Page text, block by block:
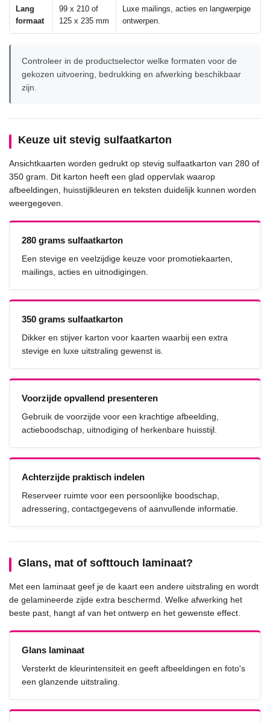
Lang
formaat
99 x 210 of
125 x 235 mm
Luxe mailings, acties en langwerpige
ontwerpen.
Controleer in de productselector welke formaten voor de
gekozen uitvoering, bedrukking en afwerking beschikbaar
zijn.
Keuze uit stevig sulfaatkarton
Ansichtkaarten worden gedrukt op stevig sulfaatkarton van 280 of
350 gram. Dit karton heeft een glad oppervlak waarop
afbeeldingen, huisstijlkleuren en teksten duidelijk kunnen worden
weergegeven.
280 grams sulfaatkarton
Een stevige en veelzijdige keuze voor promotiekaarten,
mailings, acties en uitnodigingen.
350 grams sulfaatkarton
Dikker en stijver karton voor kaarten waarbij een extra
stevige en luxe uitstraling gewenst is.
Voorzijde opvallend presenteren
Gebruik de voorzijde voor een krachtige afbeelding,
actieboodschap, uitnodiging of herkenbare huisstijl.
Achterzijde praktisch indelen
Reserveer ruimte voor een persoonlijke boodschap,
adressering, contactgegevens of aanvullende informatie.
Glans, mat of softtouch laminaat?
Met een laminaat geef je de kaart een andere uitstraling en wordt
de gelamineerde zijde extra beschermd. Welke afwerking het
beste past, hangt af van het ontwerp en het gewenste effect.
Glans laminaat
Versterkt de kleurintensiteit en geeft afbeeldingen en foto's
een glanzende uitstraling.